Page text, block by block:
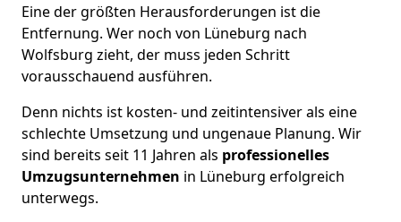
Eine der größten Herausforderungen ist die
Entfernung. Wer noch von Lüneburg nach
Wolfsburg zieht, der muss jeden Schritt
vorausschauend ausführen.
Denn nichts ist kosten- und zeitintensiver als eine
schlechte Umsetzung und ungenaue Planung. Wir
sind bereits seit 11 Jahren als professionelles
Umzugsunternehmen in Lüneburg erfolgreich
unterwegs.